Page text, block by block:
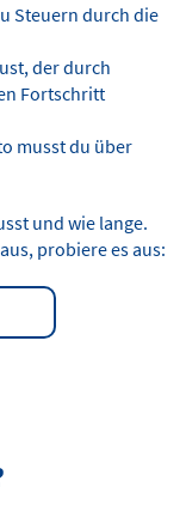
Steuern durch die
der durch
Fortschritt
musst du über
und wie lange.
probiere es aus: